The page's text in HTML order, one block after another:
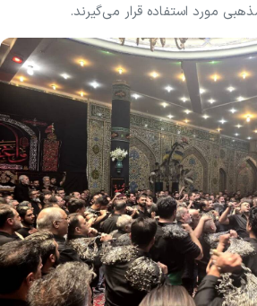
مورد استفاده قرار می‌گیرند.